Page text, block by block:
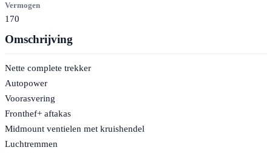
Vermogen
170
Omschrijving
Nette complete trekker
Autopower
Voorasvering
Fronthef+ aftakas
Midmount ventielen met kruishendel
Luchtremmen